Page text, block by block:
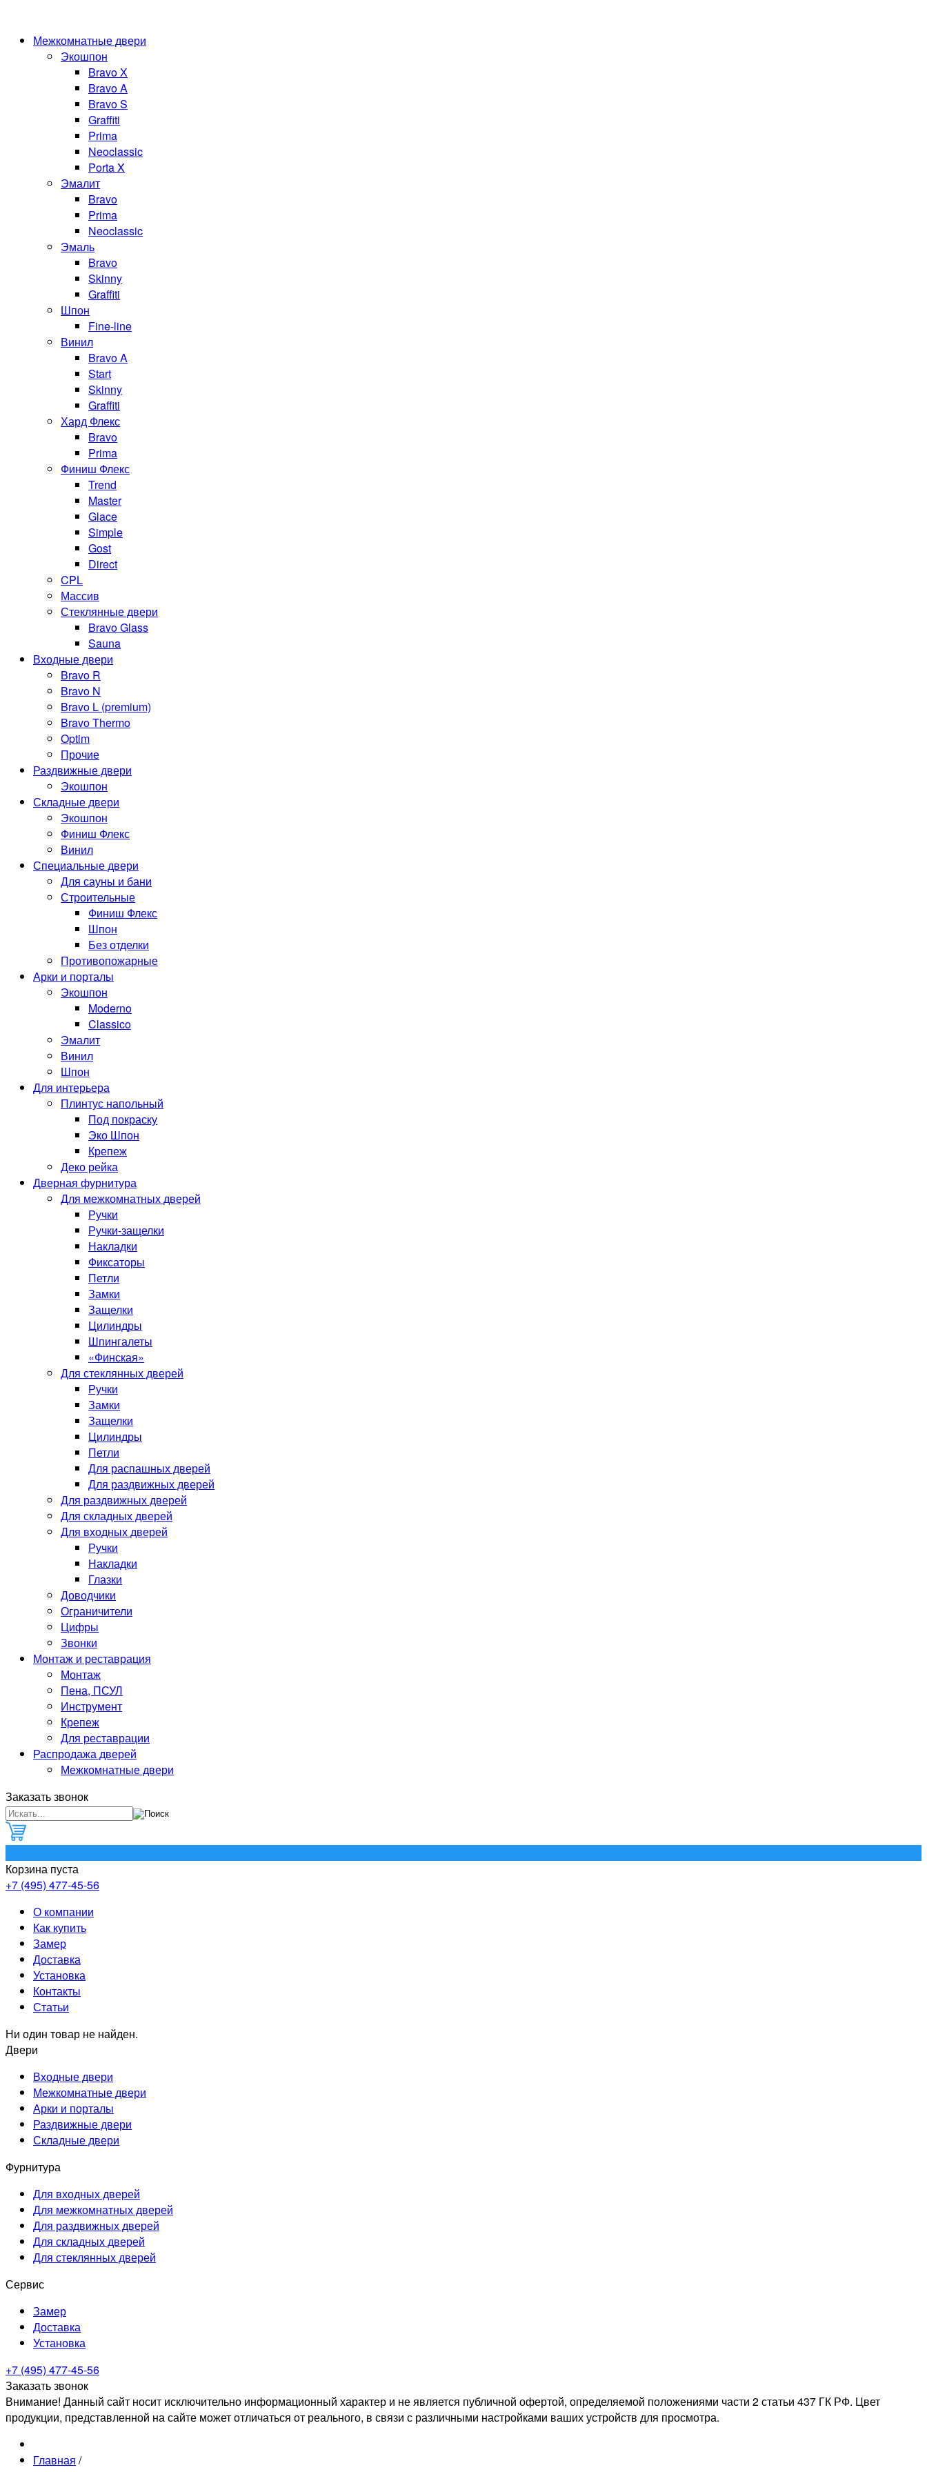
Межкомнатные двери
Экошпон
Bravo Х
Bravo A
Bravo S
Graffiti
Prima
Neoclassic
Porta X
Эмалит
Bravo
Prima
Neoclassic
Эмаль
Bravo
Skinny
Graffiti
Шпон
Fine-line
Винил
Bravo A
Start
Skinny
Graffiti
Хард Флекс
Bravo
Prima
Финиш Флекс
Trend
Master
Glace
Simple
Gost
Direct
CPL
Массив
Стеклянные двери
Bravo Glass
Sauna
Входные двери
Bravo R
Bravo N
Bravo L (premium)
Bravo Thermo
Optim
Прочие
Раздвижные двери
Экошпон
Складные двери
Экошпон
Финиш Флекс
Винил
Специальные двери
Для сауны и бани
Строительные
Финиш Флекс
Шпон
Без отделки
Противопожарные
Арки и порталы
Экошпон
Moderno
Classico
Эмалит
Винил
Шпон
Для интерьера
Плинтус напольный
Под покраску
Эко Шпон
Крепеж
Деко рейка
Дверная фурнитура
Для межкомнатных дверей
Ручки
Ручки-защелки
Накладки
Фиксаторы
Петли
Замки
Защелки
Цилиндры
Шпингалеты
«Финская»
Для стеклянных дверей
Ручки
Замки
Защелки
Цилиндры
Петли
Для распашных дверей
Для раздвижных дверей
Для раздвижных дверей
Для складных дверей
Для входных дверей
Ручки
Накладки
Глазки
Доводчики
Ограничители
Цифры
Звонки
Монтаж и реставрация
Монтаж
Пена, ПСУЛ
Инструмент
Крепеж
Для реставрации
Распродажа дверей
Межкомнатные двери
Заказать звонок
Корзина пуста
+7 (495) 477-45-56
О компании
Как купить
Замер
Доставка
Установка
Контакты
Статьи
Ни один товар не найден.
Двери
Входные двери
Межкомнатные двери
Арки и порталы
Раздвижные двери
Складные двери
Фурнитура
Для входных дверей
Для межкомнатных дверей
Для раздвижных дверей
Для складных дверей
Для стеклянных дверей
Сервис
Замер
Доставка
Установка
+7 (495) 477-45-56
Заказать звонок
Внимание! Данный сайт носит исключительно информационный характер и не является публичной офертой, определяемой положениями части 2 статьи 437 ГК РФ. Цвет
продукции, представленной на сайте может отличаться от реального, в связи с различными настройками ваших устройств для просмотра.
Главная /